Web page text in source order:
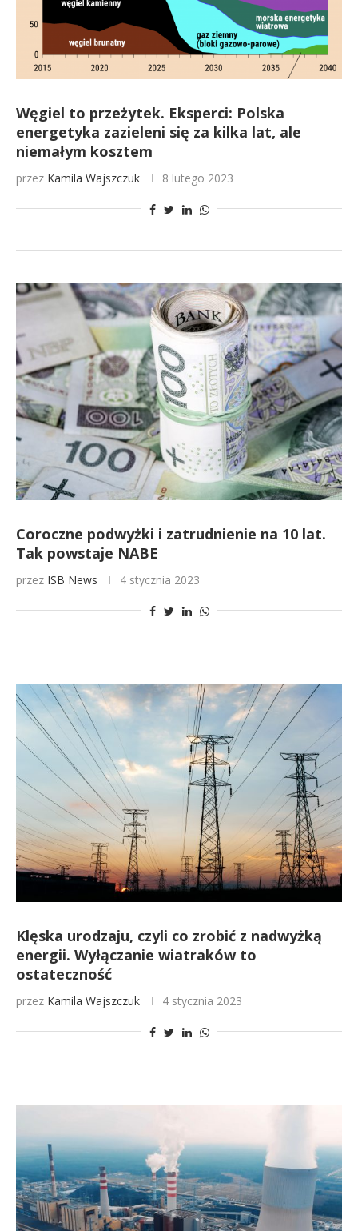
Węgiel to przeżytek. Eksperci: Polska
energetyka zazieleni się za kilka lat, ale
niemałym kosztem
przez Kamila Wajszczuk 8 lutego 2023
Coroczne podwyżki i zatrudnienie na 10 lat.
Tak powstaje NABE
przez ISB News 4 stycznia 2023
Klęska urodzaju, czyli co zrobić z nadwyżką
energii. Wyłączanie wiatraków to
ostateczność
przez Kamila Wajszczuk 4 stycznia 2023